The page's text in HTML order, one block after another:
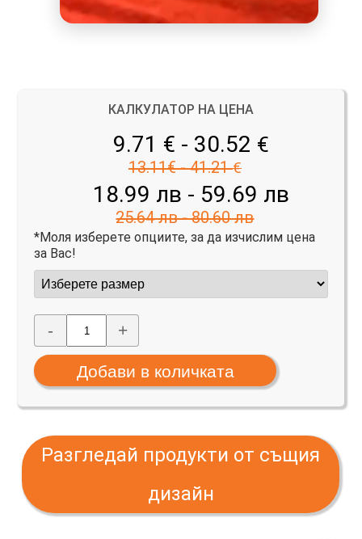
КАЛКУЛАТОР НА ЦЕНА
9.71 € - 30.52 €
13.11€ - 41.21 €
18.99 лв - 59.69 лв
25.64 лв - 80.60 лв
*Моля изберете опциите, за да изчислим цена
за Вас!
- +
Разгледай продукти от същия
дизайн